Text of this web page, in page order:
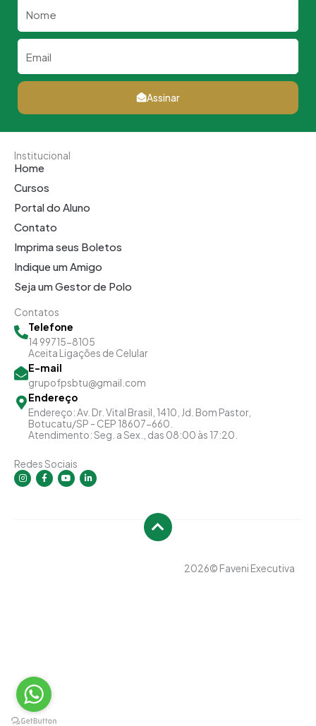
Assinar
Institucional
Home
Cursos
Portal do Aluno
Contato
Imprima seus Boletos
Indique um Amigo
Seja um Gestor de Polo
Contatos
Telefone
14 99715-8105
Aceita Ligações de Celular
E-mail
grupofpsbtu@gmail.com
Endereço
Endereço: Av. Dr. Vital Brasil, 1410, Jd. Bom Pastor,
Botucatu/SP - CEP 18607-660.
Atendimento: Seg. a Sex., das 08:00 às 17:20.
Redes Sociais
I
n
s
F
a
c
Y
o
u
L
i
n
2026© Faveni Executiva